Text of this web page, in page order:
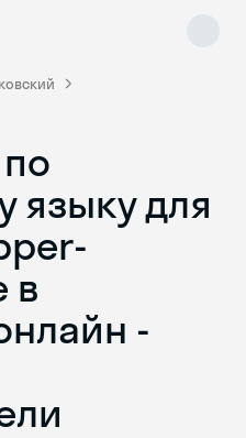
языку для
в
-